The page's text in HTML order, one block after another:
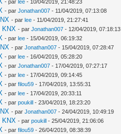
- parlee - 10/04/2019, 21:48:23
- parJonathan007 - 11/04/2019, 07:13:08
- parlee - 11/04/2019, 21:27:41
KNX - parJonathan007 - 12/04/2019, 07:18:13
- parlee - 15/04/2019, 06:19:32
- parJonathan007 - 15/04/2019, 07:28:47
- parlee - 16/04/2019, 05:28:20
- parJonathan007 - 17/04/2019, 07:27:17
- parlee - 17/04/2019, 09:14:45
- parfilou59 - 17/04/2019, 13:55:31
- parlee - 17/04/2019, 20:33:11
- parpoukill - 23/04/2019, 18:23:20
- parJonathan007 - 24/04/2019, 10:49:19
KNX - parpoukill - 25/04/2019, 21:06:06
- parfilou59 - 26/04/2019, 08:38:39